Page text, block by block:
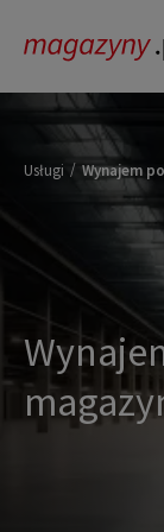
Usługi / Wynajem